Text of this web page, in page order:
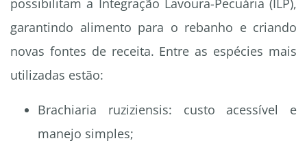
possibilitam a Integração Lavoura-Pecuária (ILP),
garantindo alimento para o rebanho e criando
novas fontes de receita. Entre as espécies mais
utilizadas estão:
Brachiaria ruziziensis: custo acessível e
manejo simples;